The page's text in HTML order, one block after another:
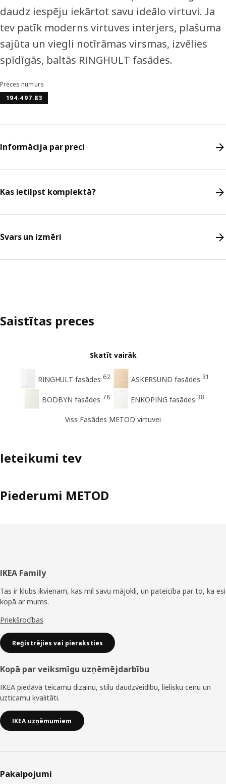
daudz iespēju iekārtot savu ideālo virtuvi. Ja
tev patīk moderns virtuves interjers, plašuma
sajūta un viegli notīrāmas virsmas, izvēlies
spīdīgās, baltās RINGHULT fasādes.
Preces numurs
194.497.83
Informācija par preci
Kas ietilpst komplektā?
Svars un izmēri
Saistītas preces
Skatīt vairāk
RINGHULT fasādes 62 ASKERSUND fasādes 31
BODBYN fasādes 78 ENKÖPING fasādes 38
Viss Fasādes METOD virtuvei
Ieteikumi tev
Piederumi METOD
Kājene
IKEA Family
Tas ir klubs ikvienam, kas mīl savu mājokli, un pateicība par to, ka esi
kopā ar mums.
Priekšrocības
Reģistrējies vai pieraksties
Kopā par veiksmīgu uzņēmējdarbību
IKEA piedāvā teicamu dizainu, stilu daudzveidību, lielisku cenu un
uzticamu kvalitāti.
IKEA uzņēmumiem
Pakalpojumi